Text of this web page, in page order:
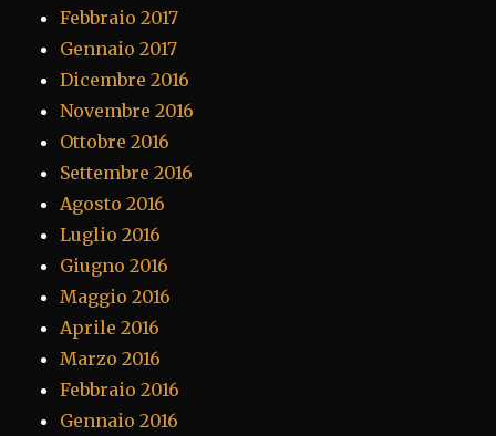
Febbraio 2017
Gennaio 2017
Dicembre 2016
Novembre 2016
Ottobre 2016
Settembre 2016
Agosto 2016
Luglio 2016
Giugno 2016
Maggio 2016
Aprile 2016
Marzo 2016
Febbraio 2016
Gennaio 2016